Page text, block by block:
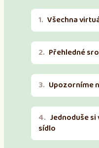
Všechna
Přehledné
Upozorníme
Jednoduše
sídlo